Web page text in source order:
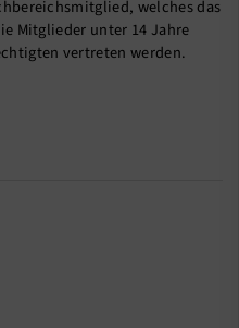
welches das
Mitglieder unter 14 Jahre
vertreten werden.